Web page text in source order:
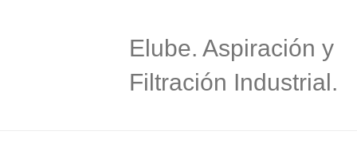
Elube. Aspiración y
Filtración Industrial.